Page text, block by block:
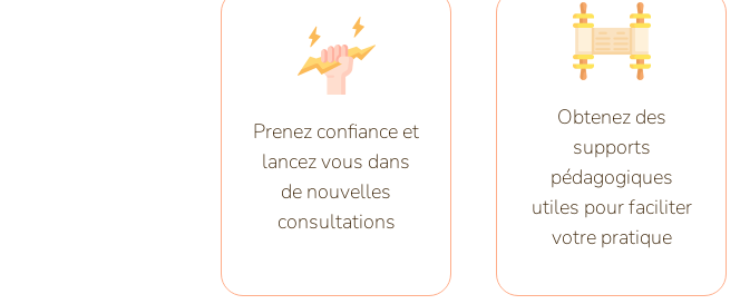
Prenez confiance et
lancez vous dans
de nouvelles
consultations
Obtenez des
supports
pédagogiques
utiles pour faciliter
votre pratique